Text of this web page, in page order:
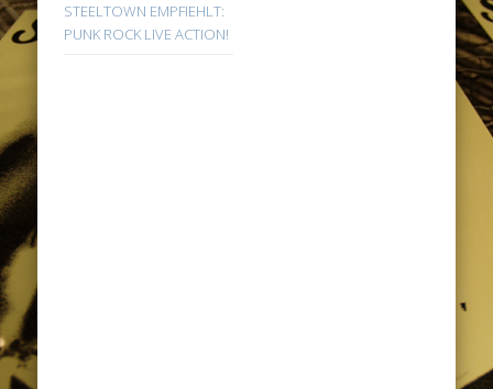
STEELTOWN EMPFIEHLT:
PUNK ROCK LIVE ACTION!